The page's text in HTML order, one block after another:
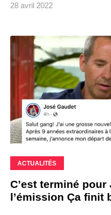
28 avril 2022
ACTUALITÉS
C’est terminé pour
l’émission Ça finit